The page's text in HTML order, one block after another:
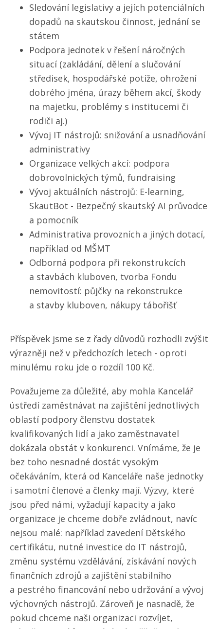
Sledování legislativy a jejích potenciálních
dopadů na skautskou činnost, jednání se
státem
Podpora jednotek v řešení náročných
situací (zakládání, dělení a slučování
středisek, hospodářské potíže, ohrožení
dobrého jména, úrazy během akcí, škody
na majetku, problémy s institucemi či
rodiči aj.)
Vývoj IT nástrojů: snižování a usnadňování
administrativy
Organizace velkých akcí: podpora
dobrovolnických týmů, fundraising
Vývoj aktuálních nástrojů: E-learning,
SkautBot - Bezpečný skautský AI průvodce
a pomocník
Administrativa provozních a jiných dotací,
například od MŠMT
Odborná podpora při rekonstrukcích
a stavbách kluboven, tvorba Fondu
nemovitostí: půjčky na rekonstrukce
a stavby kluboven, nákupy tábořišť
Příspěvek jsme se z řady důvodů rozhodli zvýšit
výrazněji než v předchozích letech - oproti
minulému roku jde o rozdíl 100 Kč.
Považujeme za důležité, aby mohla Kancelář
ústředí zaměstnávat na zajištění jednotlivých
oblastí podpory členstvu dostatek
kvalifikovaných lidí a jako zaměstnavatel
dokázala obstát v konkurenci. Vnímáme, že je
bez toho nesnadné dostát vysokým
očekáváním, která od Kanceláře naše jednotky
i samotní členové a členky mají. Výzvy, které
jsou před námi, vyžadují kapacity a jako
organizace je chceme dobře zvládnout, navíc
nejsou malé: například zavedení Dětského
certifikátu, nutné investice do IT nástrojů,
změnu systému vzdělávání, získávání nových
finančních zdrojů a zajištění stabilního
a pestrého financování nebo udržování a vývoj
výchovných nástrojů. Zároveň je nasnadě, že
pokud chceme naši organizaci rozvíjet,